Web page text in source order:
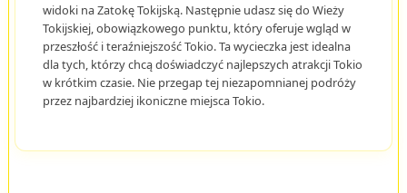
widoki na Zatokę Tokijską. Następnie udasz się do Wieży
Tokijskiej, obowiązkowego punktu, który oferuje wgląd w
przeszłość i teraźniejszość Tokio. Ta wycieczka jest idealna
dla tych, którzy chcą doświadczyć najlepszych atrakcji Tokio
w krótkim czasie. Nie przegap tej niezapomnianej podróży
przez najbardziej ikoniczne miejsca Tokio.